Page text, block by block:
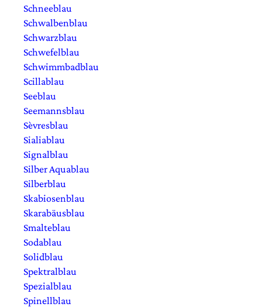
Schneeblau
Schwalbenblau
Schwarzblau
Schwefelblau
Schwimmbadblau
Scillablau
Seeblau
Seemannsblau
Sèvresblau
Sialiablau
Signalblau
Silber Aquablau
Silberblau
Skabiosenblau
Skarabäusblau
Smalteblau
Sodablau
Solidblau
Spektralblau
Spezialblau
Spinellblau